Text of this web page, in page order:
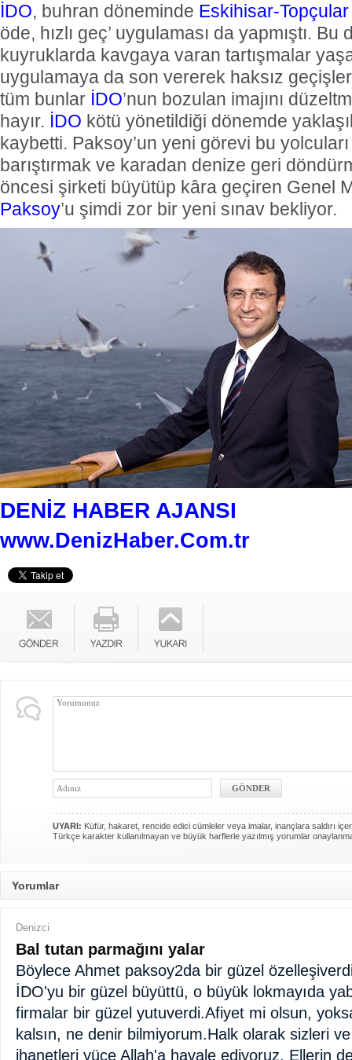
İDO, buhran döneminde Eskihisar-Topçular
öde, hızlı geç’ uygulaması da yapmıştı. Bu
kuyruklarda kavgaya varan tartışmalar
uygulamaya da son vererek haksız
tüm bunlar İDO’nun bozulan imajını
hayır. İDO kötü yönetildiği dönemde
kaybetti. Paksoy’un yeni görevi bu
barıştırmak ve karadan denize geri
öncesi şirketi büyütüp kâra geçiren Genel
Paksoy’u şimdi zor bir yeni sınav bekliyor.
DENİZ HABER AJANSI
www.DenizHaber.Com.tr
UYARI: Küfür, hakaret, rencide edici cümleler veya imalar, inançlara saldırı
Türkçe karakter kullanılmayan ve büyük harflerle yazılmış yorumlar
Yorumlar
Denizci
Bal tutan parmağını yalar
Böylece Ahmet paksoy2da bir güzel
İDO'yu bir güzel büyüttü, o büyük lokmayıda
firmalar bir güzel yutuverdi.Afiyet mi olsun,
kalsın, ne denir bilmiyorum.Halk olarak sizleri ve
ihanetleri yüce Allah'a havale ediyoruz. Ellerin